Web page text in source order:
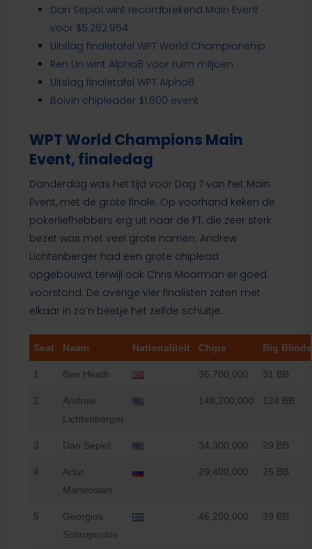
Dan Sepiol wint recordbrekend Main Event
voor $5.282.954
Uitslag finaletafel WPT World Championship
Ren Lin wint Alpha8 voor ruim miljoen
Uitslag finaletafel WPT Alpha8
Boivin chipleader $1.600 event
WPT World Champions Main
Event, finaledag
Donderdag was het tijd voor Dag 7 van het Main
Event, met de grote finale. Op voorhand keken de
pokerliefhebbers erg uit naar de FT, die zeer sterk
bezet was met veel grote namen. Andrew
Lichtenberger had een grote chiplead
opgebouwd, terwijl ook Chris Moorman er goed
voorstond. De overige vier finalisten zaten met
elkaar in zo’n beetje het zelfde schuitje.
Seat Naam Nationaliteit Chips Big Blinds
1 Ben Heath 36,700,000 31 BB
2
Andrew
Lichtenberger
148,200,000 124 BB
3 Dan Sepiol 34,300,000 29 BB
4
Artur
Martirosian
29,400,000 25 BB
5
Georgios
Sotiropoulos
46,200,000 39 BB